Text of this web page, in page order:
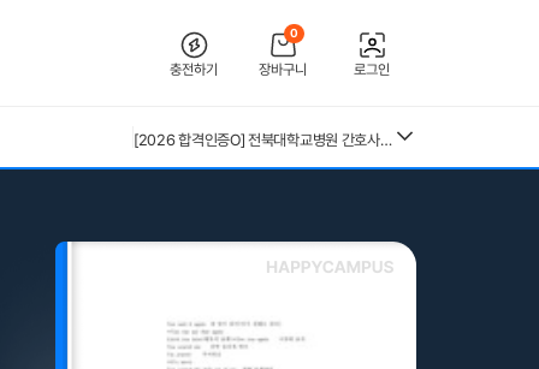
충전하기
0
장바구니 로그인
[2026 합격인증O] 전북대학교병원 간호사 채용 대비 필기+면접 기출 정리